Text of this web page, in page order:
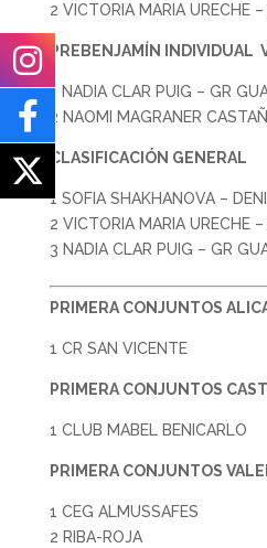
2 VICTORIA MARIA URECHE
PREBENJAMÍN INDIVIDUAL
1 NADIA CLAR PUIG – GR
2 NAOMI MAGRANER
CLASIFICACIÓN GENERAL
1 SOFIA SHAKHANOVA –
2 VICTORIA MARIA URECHE
3 NADIA CLAR PUIG – GR
PRIMERA CONJUNTOS
1 CR SAN VICENTE
PRIMERA CONJUNTOS
1 CLUB MABEL BENICARLO
PRIMERA CONJUNTOS
1 CEG ALMUSSAFES
2 RIBA-ROJA